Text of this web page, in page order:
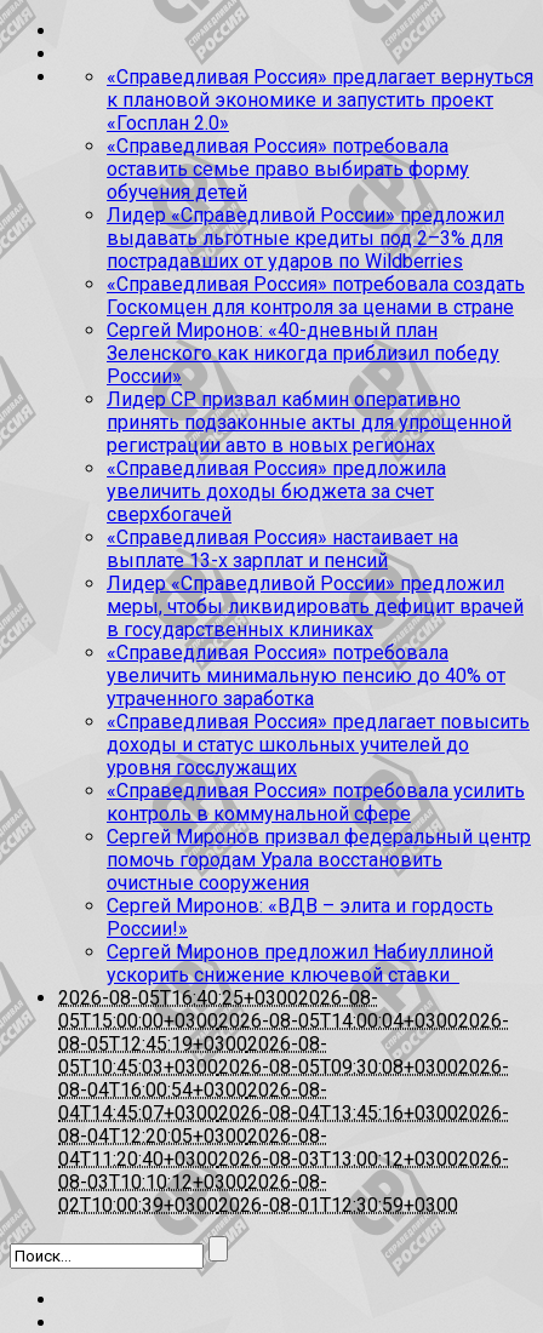
«Справедливая Россия» предлагает вернуться
к плановой экономике и запустить проект
«Госплан 2.0»
«Справедливая Россия» потребовала
оставить семье право выбирать форму
обучения детей
Лидер «Справедливой России» предложил
выдавать льготные кредиты под 2–3% для
пострадавших от ударов по Wildberries
«Справедливая Россия» потребовала создать
Госкомцен для контроля за ценами в стране
Сергей Миронов: «40-дневный план
Зеленского как никогда приблизил победу
России»
Лидер СР призвал кабмин оперативно
принять подзаконные акты для упрощенной
регистрации авто в новых регионах
«Справедливая Россия» предложила
увеличить доходы бюджета за счет
сверхбогачей
«Справедливая Россия» настаивает на
выплате 13-х зарплат и пенсий
Лидер «Справедливой России» предложил
меры, чтобы ликвидировать дефицит врачей
в государственных клиниках
«Справедливая Россия» потребовала
увеличить минимальную пенсию до 40% от
утраченного заработка
«Справедливая Россия» предлагает повысить
доходы и статус школьных учителей до
уровня госслужащих
«Справедливая Россия» потребовала усилить
контроль в коммунальной сфере
Сергей Миронов призвал федеральный центр
помочь городам Урала восстановить
очистные сооружения
Сергей Миронов: «ВДВ – элита и гордость
России!»
Сергей Миронов предложил Набиуллиной
ускорить снижение ключевой ставки
2026-08-05T16:40:25+03002026-08-
05T15:00:00+03002026-08-05T14:00:04+03002026-
08-05T12:45:19+03002026-08-
05T10:45:03+03002026-08-05T09:30:08+03002026-
08-04T16:00:54+03002026-08-
04T14:45:07+03002026-08-04T13:45:16+03002026-
08-04T12:20:05+03002026-08-
04T11:20:40+03002026-08-03T13:00:12+03002026-
08-03T10:10:12+03002026-08-
02T10:00:39+03002026-08-01T12:30:59+0300